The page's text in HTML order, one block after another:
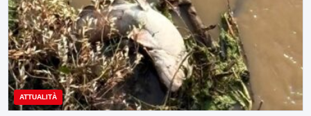
ATTUALITÀ